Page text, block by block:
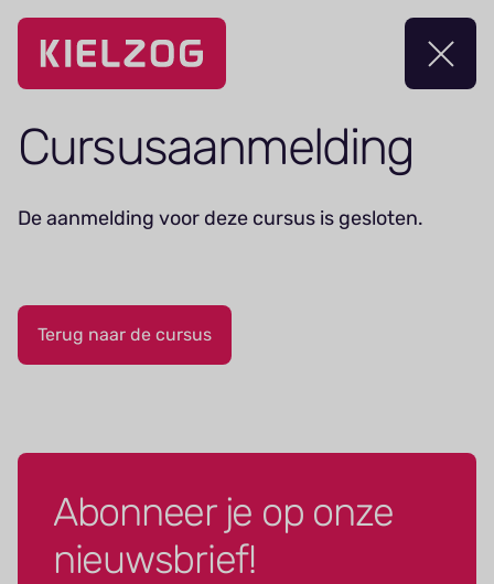
Navigatie
overslaan
Cursus­aanmelding
De aanmelding voor deze cursus is gesloten.
Terug naar de cursus
Abonneer je op onze
nieuwsbrief!